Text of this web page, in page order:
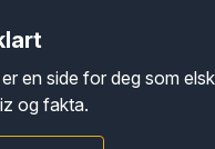
en side for deg som
og fakta.